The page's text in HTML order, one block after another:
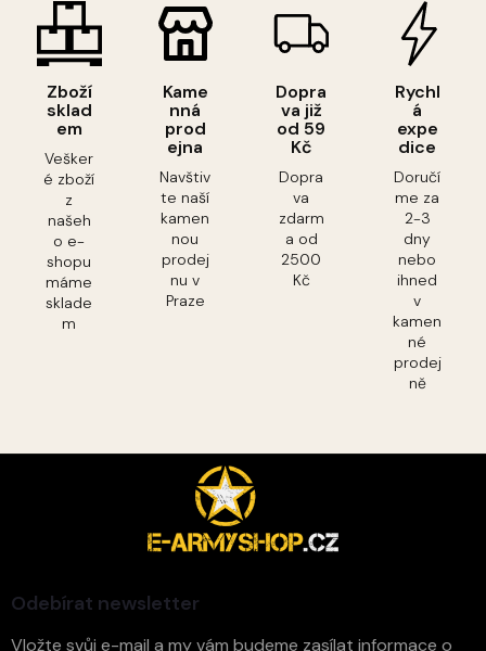
Zboží
sklad
em
Vešker
é zboží
z
našeh
o e-
shopu
máme
sklade
m
Kame
nná
prod
ejna
Navštiv
te naší
kamen
nou
prodej
nu v
Praze
Dopra
va již
od 59
Kč
Dopra
va
zdarm
a od
2500
Kč
Rychl
á
expe
dice
Doručí
me za
2-3
dny
nebo
ihned
v
kamen
né
prodej
ně
Odebírat newsletter
Vložte svůj e-mail a my vám budeme zasílat informace o